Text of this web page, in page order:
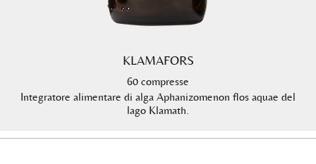
KLAMAFORS
60 compresse
Integratore alimentare di alga Aphanizomenon flos aquae del
lago Klamath.